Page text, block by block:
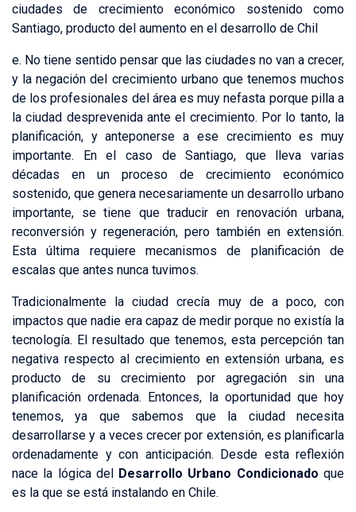
ciudades de crecimiento económico sostenido como
Santiago, producto del aumento en el desarrollo de Chil
e. No tiene sentido pensar que las ciudades no van a crecer,
y la negación del crecimiento urbano que tenemos muchos
de los profesionales del área es muy nefasta porque pilla a
la ciudad desprevenida ante el crecimiento. Por lo tanto, la
planificación, y anteponerse a ese crecimiento es muy
importante. En el caso de Santiago, que lleva varias
décadas en un proceso de crecimiento económico
sostenido, que genera necesariamente un desarrollo urbano
importante, se tiene que traducir en renovación urbana,
reconversión y regeneración, pero también en extensión.
Esta última requiere mecanismos de planificación de
escalas que antes nunca tuvimos.
Tradicionalmente la ciudad crecía muy de a poco, con
impactos que nadie era capaz de medir porque no existía la
tecnología. El resultado que tenemos, esta percepción tan
negativa respecto al crecimiento en extensión urbana, es
producto de su crecimiento por agregación sin una
planificación ordenada. Entonces, la oportunidad que hoy
tenemos, ya que sabemos que la ciudad necesita
desarrollarse y a veces crecer por extensión, es planificarla
ordenadamente y con anticipación. Desde esta reflexión
nace la lógica del Desarrollo Urbano Condicionado que
es la que se está instalando en Chile.